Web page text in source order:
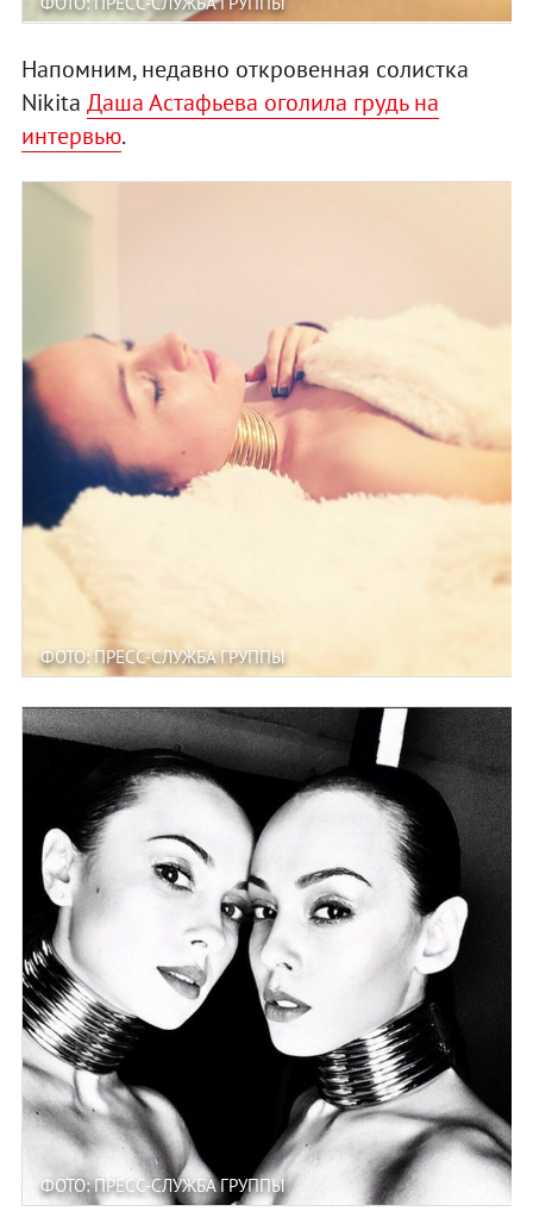
Напомним, недавно откровенная солистка
Nikita Даша Астафьева оголила грудь на
интервью.
ФОТО: ПРЕСС-СЛУЖБА ГРУППЫ
ФОТО: ПРЕСС-СЛУЖБА ГРУППЫ